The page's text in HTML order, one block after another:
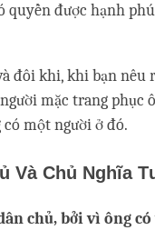
được hạnh
đôi khi, khi bạn nêu
mặc trang phục
một người ở đó.
Và Chủ Nghĩa
chủ, bởi vì ông